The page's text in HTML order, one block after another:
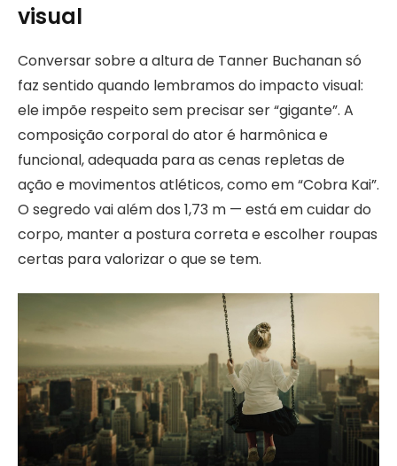
visual
Conversar sobre a altura de Tanner Buchanan só
faz sentido quando lembramos do impacto visual:
ele impõe respeito sem precisar ser “gigante”. A
composição corporal do ator é harmônica e
funcional, adequada para as cenas repletas de
ação e movimentos atléticos, como em “Cobra Kai”.
O segredo vai além dos 1,73 m — está em cuidar do
corpo, manter a postura correta e escolher roupas
certas para valorizar o que se tem.